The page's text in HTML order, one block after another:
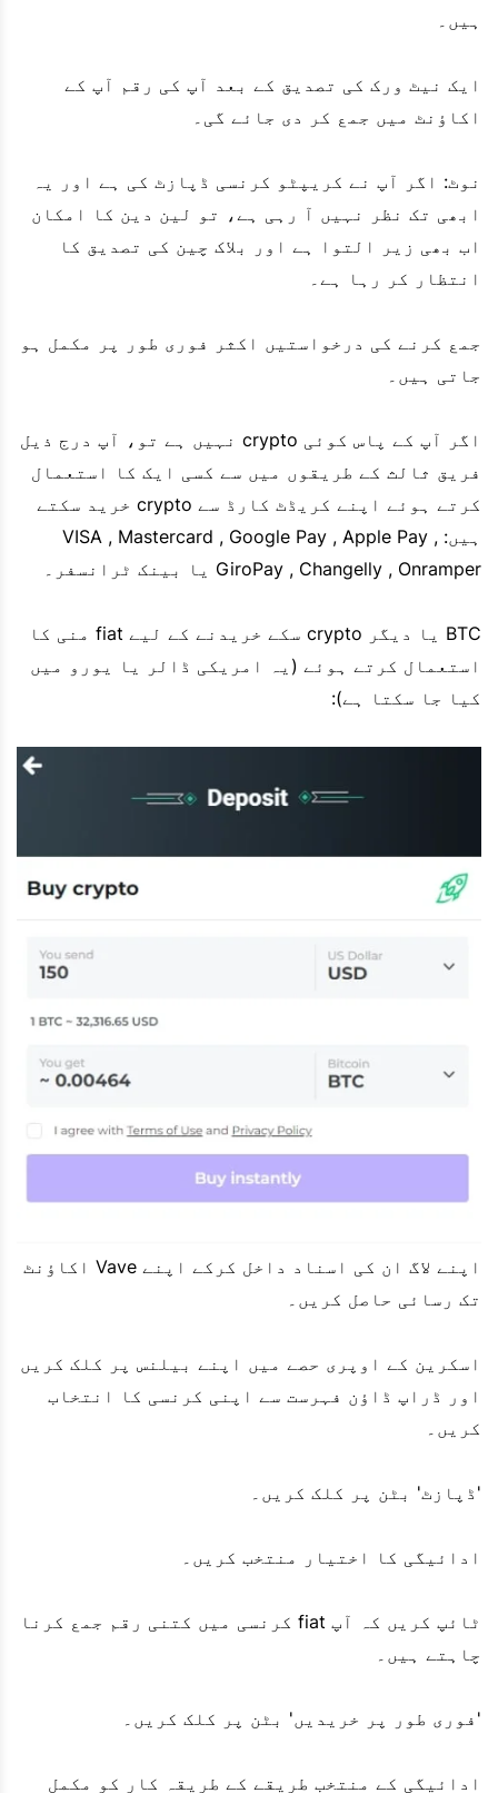
ہیں۔
ایک نیٹ ورک کی تصدیق کے بعد آپ کی رقم آپ کے
اکاؤنٹ میں جمع کر دی جائے گی۔
نوٹ: اگر آپ نے کریپٹو کرنسی ڈپازٹ کی ہے اور یہ
ابھی تک نظر نہیں آ رہی ہے، تو لین دین کا امکان
اب بھی زیر التوا ہے اور بلاک چین کی تصدیق کا
انتظار کر رہا ہے۔
جمع کرنے کی درخواستیں اکثر فوری طور پر مکمل ہو
جاتی ہیں۔
اگر آپ کے پاس کوئی crypto نہیں ہے تو، آپ درج ذیل
فریق ثالث کے طریقوں میں سے کسی ایک کا استعمال
کرتے ہوئے اپنے کریڈٹ کارڈ سے crypto خرید سکتے
ہیں: VISA , Mastercard , Google Pay , Apple Pay ,
GiroPay , Changelly , Onramper یا بینک ٹرانسفر۔
BTC یا دیگر crypto سکے خریدنے کے لیے fiat منی کا
استعمال کرتے ہوئے (یہ امریکی ڈالر یا یورو میں
کیا جا سکتا ہے):
اپنے لاگ ان کی اسناد داخل کرکے اپنے Vave اکاؤنٹ
تک رسائی حاصل کریں۔
اسکرین کے اوپری حصے میں اپنے بیلنس پر کلک کریں
اور ڈراپ ڈاؤن فہرست سے اپنی کرنسی کا انتخاب
کریں۔
'ڈپازٹ' بٹن پر کلک کریں۔
ادائیگی کا اختیار منتخب کریں۔
ٹائپ کریں کہ آپ fiat کرنسی میں کتنی رقم جمع کرنا
چاہتے ہیں۔
'فوری طور پر خریدیں' بٹن پر کلک کریں۔
ادائیگی کے منتخب طریقے کے طریقہ کار کو مکمل